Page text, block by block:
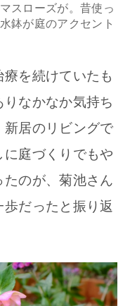
スローズが。昔使っ
鉢が庭のアクセント
を続けていたも
なかなか気持ち
居のリビングで
庭づくりでもや
のが、菊池さん
だったと振り返